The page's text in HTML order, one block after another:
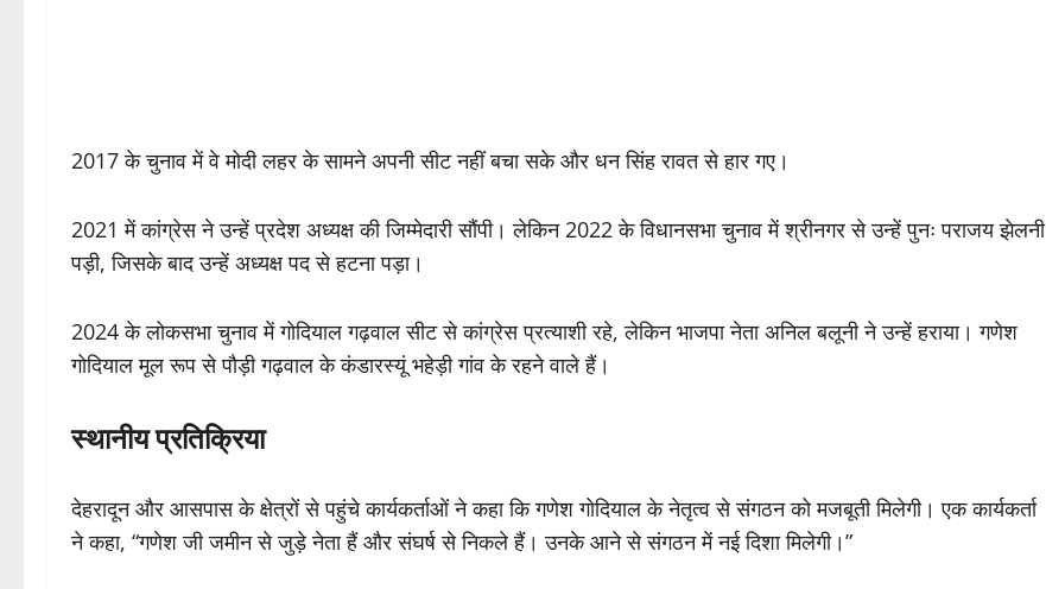
2017 के चुनाव में वे मोदी लहर के सामने अपनी सीट नहीं बचा सके और धन सिंह रावत से हार गए।
2021 में कांग्रेस ने उन्हें प्रदेश अध्यक्ष की जिम्मेदारी सौंपी। लेकिन 2022 के विधानसभा चुनाव में श्रीनगर से उन्हें पुनः पराजय झेलनी
पड़ी, जिसके बाद उन्हें अध्यक्ष पद से हटना पड़ा।
2024 के लोकसभा चुनाव में गोदियाल गढ़वाल सीट से कांग्रेस प्रत्याशी रहे, लेकिन भाजपा नेता अनिल बलूनी ने उन्हें हराया। गणेश
गोदियाल मूल रूप से पौड़ी गढ़वाल के कंडारस्यूं भहेड़ी गांव के रहने वाले हैं।
स्थानीय प्रतिक्रिया
देहरादून और आसपास के क्षेत्रों से पहुंचे कार्यकर्ताओं ने कहा कि गणेश गोदियाल के नेतृत्व से संगठन को मजबूती मिलेगी। एक कार्यकर्ता
ने कहा, “गणेश जी जमीन से जुड़े नेता हैं और संघर्ष से निकले हैं। उनके आने से संगठन में नई दिशा मिलेगी।”